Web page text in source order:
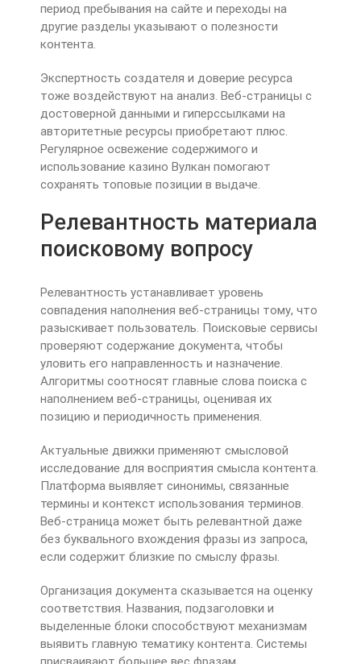
период пребывания на сайте и переходы на
другие разделы указывают о полезности
контента.
Экспертность создателя и доверие ресурса
тоже воздействуют на анализ. Веб-страницы с
достоверной данными и гиперссылками на
авторитетные ресурсы приобретают плюс.
Регулярное освежение содержимого и
использование казино Вулкан помогают
сохранять топовые позиции в выдаче.
Релевантность материала
поисковому вопросу
Релевантность устанавливает уровень
совпадения наполнения веб-страницы тому, что
разыскивает пользователь. Поисковые сервисы
проверяют содержание документа, чтобы
уловить его направленность и назначение.
Алгоритмы соотносят главные слова поиска с
наполнением веб-страницы, оценивая их
позицию и периодичность применения.
Актуальные движки применяют смысловой
исследование для восприятия смысла контента.
Платформа выявляет синонимы, связанные
термины и контекст использования терминов.
Веб-страница может быть релевантной даже
без буквального вхождения фразы из запроса,
если содержит близкие по смыслу фразы.
Организация документа сказывается на оценку
соответствия. Названия, подзаголовки и
выделенные блоки способствуют механизмам
выявить главную тематику контента. Системы